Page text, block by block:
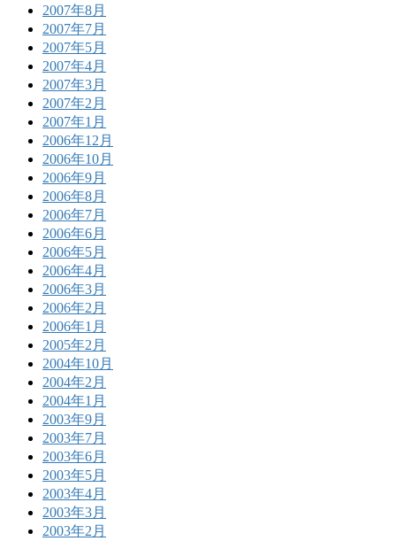
2007年8月
2007年7月
2007年5月
2007年4月
2007年3月
2007年2月
2007年1月
2006年12月
2006年10月
2006年9月
2006年8月
2006年7月
2006年6月
2006年5月
2006年4月
2006年3月
2006年2月
2006年1月
2005年2月
2004年10月
2004年2月
2004年1月
2003年9月
2003年7月
2003年6月
2003年5月
2003年4月
2003年3月
2003年2月